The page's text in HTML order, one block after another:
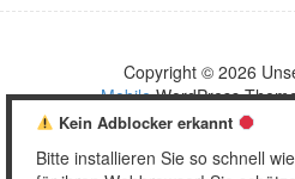
Copyright © 2026
MobileWordPress
Kein Adblocker erkannt
Bitte installieren Sie so schnell